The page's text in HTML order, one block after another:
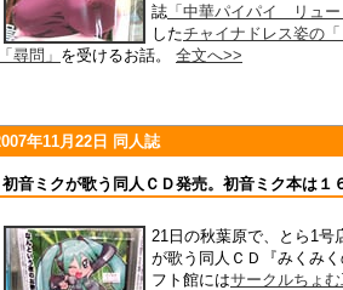
誌 「中華パイパイ リュ
したチャイナドレス姿の
「尋問」 を受けるお話。 全文へ>>
年11月22日 同人誌
初音ミクが歌う同人ＣＤ発売。初音ミク本は１
21日の秋葉原で、とら1号
が歌う同人ＣＤ『みくみ
フト館にはサークルちょ